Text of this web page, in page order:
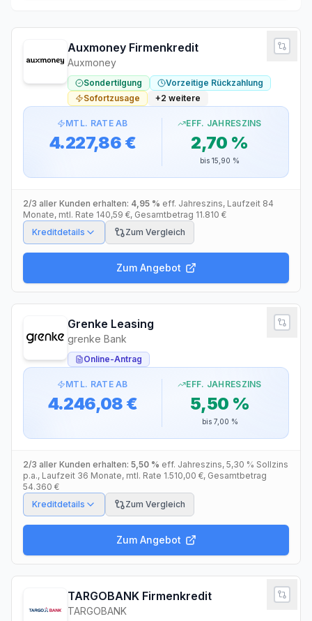
Auxmoney Firmenkredit
Auxmoney
Sondertilgung
Vorzeitige Rückzahlung
Sofortzusage
+2 weitere
MTL. RATE AB
4.227,86 €
EFF. JAHRESZINS
2,70 %
bis 15,90 %
2/3 aller Kunden erhalten: 4,95 % eff. Jahreszins, Laufzeit 84
Monate, mtl. Rate 140,59 €, Gesamtbetrag 11.810 €
Kreditdetails
Zum Vergleich
Zum Angebot
Grenke Leasing
grenke Bank
Online-Antrag
MTL. RATE AB
4.246,08 €
EFF. JAHRESZINS
5,50 %
bis 7,00 %
2/3 aller Kunden erhalten: 5,50 % eff. Jahreszins, 5,30 % Sollzins
p.a., Laufzeit 36 Monate, mtl. Rate 1.510,00 €, Gesamtbetrag
54.360 €
Kreditdetails
Zum Vergleich
Zum Angebot
TARGOBANK Firmenkredit
TARGOBANK